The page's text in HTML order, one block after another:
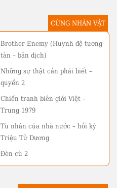
CÙNG NHÂN VẬT
Brother Enemy (Huynh đệ tương
tàn – bản dịch)
Những sự thật cần phải biết –
quyển 2
Chiến tranh biên giới Việt –
Trung 1979
Tù nhân của nhà nước – hồi ký
Triệu Tử Dương
Đèn cù 2